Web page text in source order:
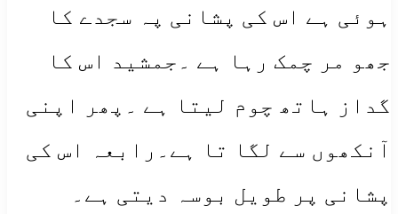
ہوئی ہے اس کی پشانی پہ سجدے کا
جھو مر چمک رہا ہے ۔جمشید اس کا
گداز ہاتھ چوم لیتا ہے ۔پھر اپنی
آنکھوں سے لگا تا ہے۔رابعہ اس کی
پشانی پر طویل بوسہ دیتی ہے۔